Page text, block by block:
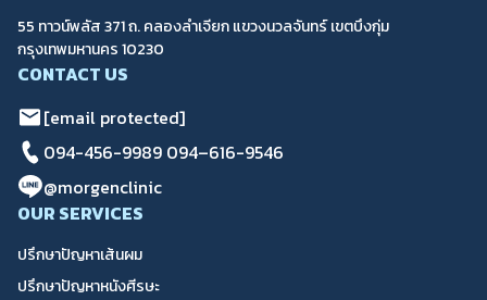
55 ทาวน์พลัส 371 ถ. คลองลำเจียก แขวงนวลจันทร์ เขตบึงกุ่ม
กรุงเทพมหานคร 10230
CONTACT US
[email protected]
094-456-9989 094–616-9546
@morgenclinic
OUR SERVICES
ปรึกษาปัญหาเส้นผม
ปรึกษาปัญหาหนังศีรษะ